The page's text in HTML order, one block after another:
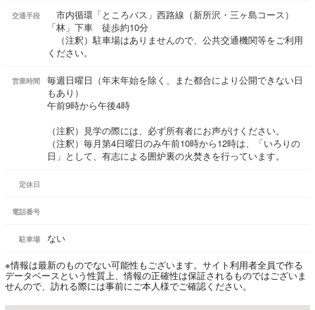
交通手段
市内循環「ところバス」西路線（新所沢・三ヶ島コース）
「林」下車 徒歩約10分
（注釈）駐車場はありませんので、公共交通機関等をご利用
ください。
営業時間
毎週日曜日（年末年始を除く、また都合により公開できない日
もあり）
午前9時から午後4時
（注釈）見学の際には、必ず所有者にお声がけください。
（注釈）毎月第4日曜日のみ午前10時から12時は、「いろりの
日」として、有志による囲炉裏の火焚きを行っています。
定休日
電話番号
駐車場
ない
※情報は最新のものでない可能性もございます。サイト利用者全員で作る
データベースという性質上、情報の正確性は保証されるものではございま
せんので、訪れる際には事前にご本人様でご確認ください。